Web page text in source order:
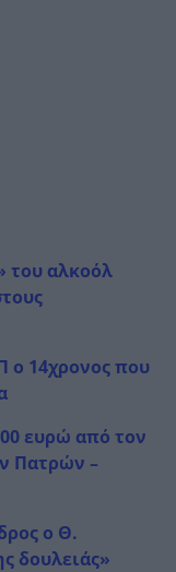
του αλκοόλ
14χρονος που
ευρώ από τον
Πατρών –
ο Θ.
δουλειάς»